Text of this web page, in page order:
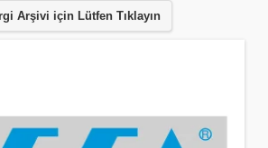
Arşivi için Lütfen Tıklayın